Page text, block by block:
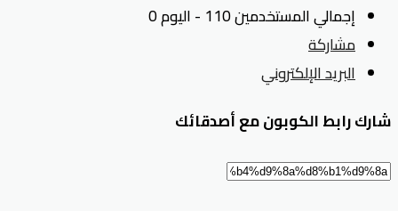
إجمالي المستخدمين 110 - اليوم 0
مشاركة
البريد الإلكتروني
شارك رابط الكوبون مع أصدقائك